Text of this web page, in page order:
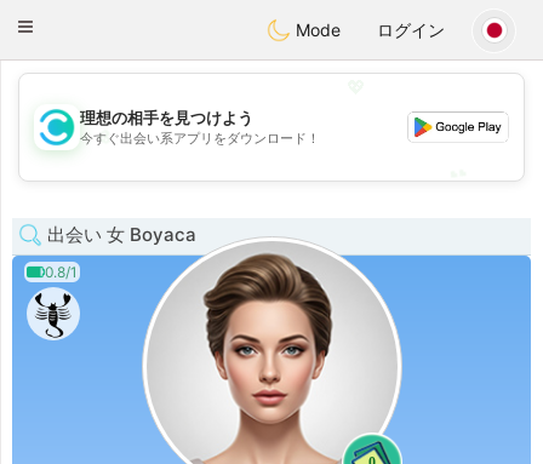
olombiaCitas
Toggle
Mode ログイン
💖
💕
理想の相手を見つけよう
今すぐ出会い系アプリをダウンロード！
出会い 女 Boyaca
0.8/1